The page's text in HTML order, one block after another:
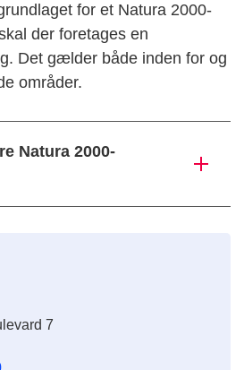
for et Natura 2000-
der foretages en
Det gælder både inden for og
områder.
Natura 2000-
7